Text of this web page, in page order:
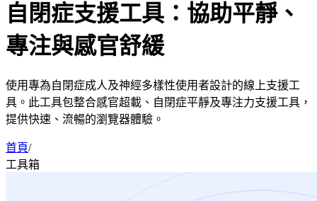
自閉症支援工具：協助平靜、
專注與感官舒緩
使用專為自閉症成人及神經多樣性使用者設計的線上支援工
具。此工具包整合感官超載、自閉症平靜及專注力支援工具，
提供快速、流暢的瀏覽器體驗。
首頁/
工具箱